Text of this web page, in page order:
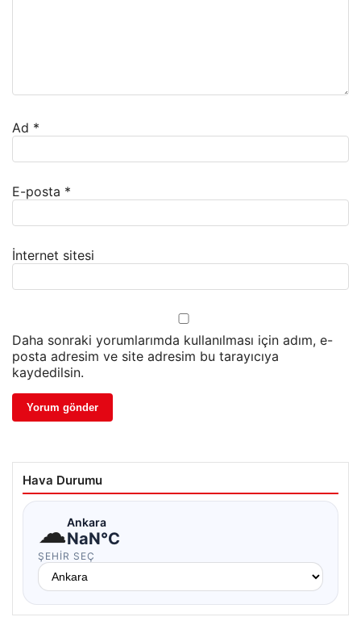
Ad *
E-posta *
İnternet sitesi
Daha sonraki yorumlarımda kullanılması için adım, e-
posta adresim ve site adresim bu tarayıcıya
kaydedilsin.
Hava Durumu
☁Ankara
NaN°C
ŞEHIR SEÇ